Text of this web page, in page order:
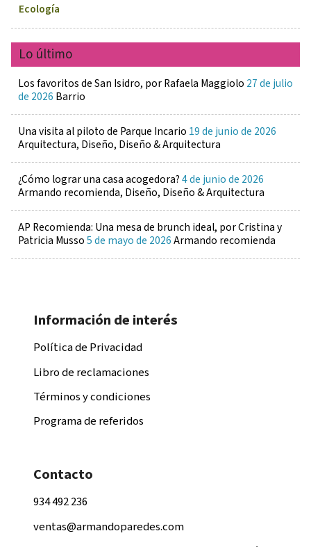
Ecología
Lo último
Los favoritos de San Isidro, por Rafaela Maggiolo 27 de julio
de 2026 Barrio
Una visita al piloto de Parque Incario 19 de junio de 2026
Arquitectura, Diseño, Diseño & Arquitectura
¿Cómo lograr una casa acogedora?4 de junio de 2026
Armando recomienda, Diseño, Diseño & Arquitectura
AP Recomienda: Una mesa de brunch ideal, por Cristina y
Patricia Musso5 de mayo de 2026Armando recomienda
Información de interés
Política de Privacidad
Libro de reclamaciones
Términos y condiciones
Programa de referidos
Contacto
934 492 236
ventas@armandoparedes.com